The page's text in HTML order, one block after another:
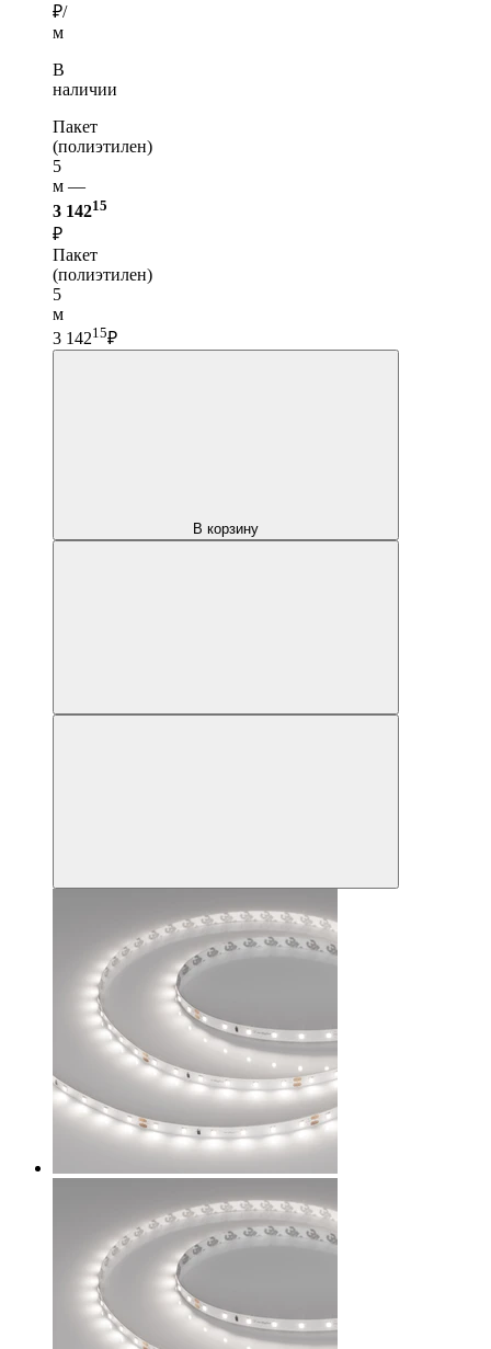
₽/
м
В
наличии
Пакет
(полиэтилен)
5
м —
3 14215
₽
Пакет
(полиэтилен)
5
м
3 14215₽
В корзину